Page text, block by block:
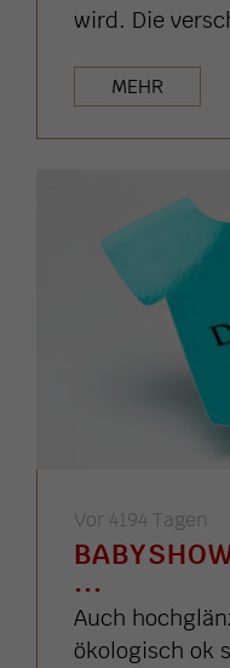
wird. Die
MEHR
Vor 4194 Tagen
...
Auch
ökologisch ok